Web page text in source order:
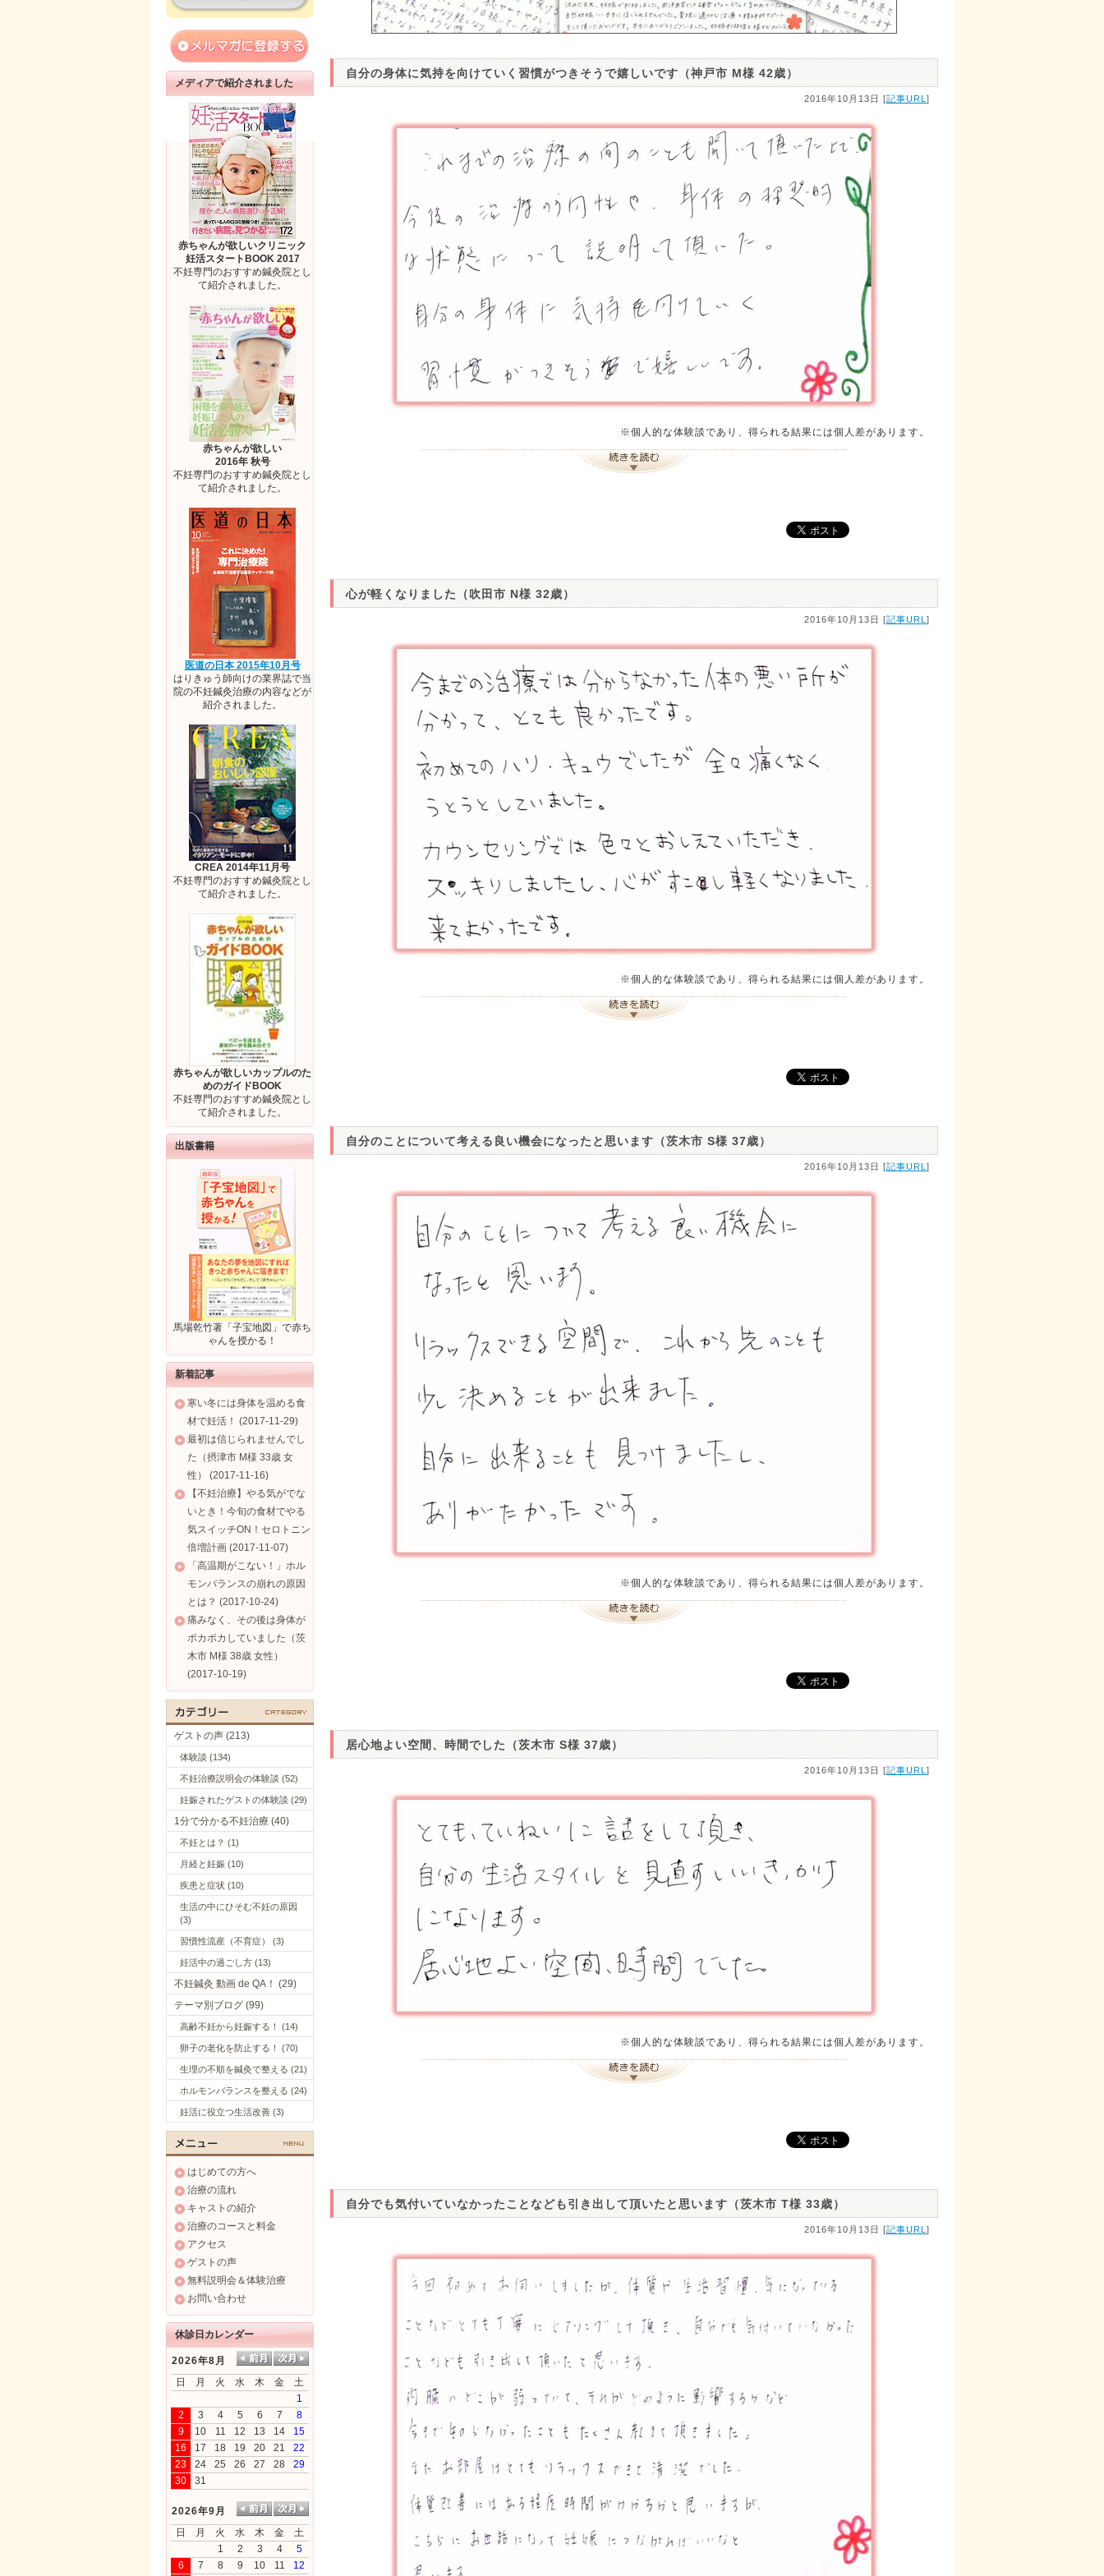
自分の身体に気持を向けていく習慣がつきそうで嬉しいです（神戸市 M様 42歳）
2016年10月13日 [記事URL ]
※個人的な体験談であり、得られる結果には個人差があります。
心が軽くなりました（吹田市 N様 32歳）
2016年10月13日 [記事URL ]
※個人的な体験談であり、得られる結果には個人差があります。
自分のことについて考える良い機会になったと思います（茨木市 S様 37歳）
2016年10月13日 [記事URL ]
※個人的な体験談であり、得られる結果には個人差があります。
居心地よい空間、時間でした（茨木市 S様 37歳）
2016年10月13日 [記事URL ]
※個人的な体験談であり、得られる結果には個人差があります。
自分でも気付いていなかったことなども引き出して頂いたと思います（茨木市 T様 33歳）
2016年10月13日 [記事URL ]
メディアで紹介されました
赤ちゃんが欲しいクリニック
妊活スタートBOOK 2017
不妊専門のおすすめ鍼灸院とし
て紹介されました。
赤ちゃんが欲しい
2016年 秋号
不妊専門のおすすめ鍼灸院とし
て紹介されました。
医道の日本 2015年10月号
はりきゅう師向けの業界誌で当
院の不妊鍼灸治療の内容などが
紹介されました。
CREA 2014年11月号
不妊専門のおすすめ鍼灸院とし
て紹介されました。
赤ちゃんが欲しいカップルのた
めのガイドBOOK
不妊専門のおすすめ鍼灸院とし
て紹介されました。
出版書籍
馬場乾竹著「子宝地図」で赤ち
ゃんを授かる！
新着記事
寒い冬には身体を温める食
材で妊活！ (2017-11-29)
最初は信じられませんでし
た（摂津市 M様 33歳 女
性） (2017-11-16)
【不妊治療】やる気がでな
いとき！今旬の食材でやる
気スイッチON！セロトニン
倍増計画 (2017-11-07)
「高温期がこない！」ホル
モンバランスの崩れの原因
とは？ (2017-10-24)
痛みなく、その後は身体が
ポカポカしていました（茨
木市 M様 38歳 女性）
(2017-10-19)
ゲストの声 (213)
体験談 (134)
不妊治療説明会の体験談 (52)
妊娠されたゲストの体験談 (29)
1分で分かる不妊治療 (40)
不妊とは？ (1)
月経と妊娠 (10)
疾患と症状 (10)
生活の中にひそむ不妊の原因
(3)
習慣性流産（不育症） (3)
妊活中の過ごし方 (13)
不妊鍼灸 動画 de QA！ (29)
テーマ別ブログ (99)
高齢不妊から妊娠する！ (14)
卵子の老化を防止する！ (70)
生理の不順を鍼灸で整える (21)
ホルモンバランスを整える (24)
妊活に役立つ生活改善 (3)
はじめての方へ
治療の流れ
キャストの紹介
治療のコースと料金
アクセス
ゲストの声
無料説明会＆体験治療
お問い合わせ
休診日カレンダー
2026年8月
日
月 火 水 木 金
土
1
2
3 4 5 6 7
8
9
10 11 12 13 14
15
16
17 18 19 20 21
22
23
24 25 26 27 28
29
30
31
2026年9月
日
月 火 水 木 金
土
1
2 3 4
5
6
7 8 9 10 11 12